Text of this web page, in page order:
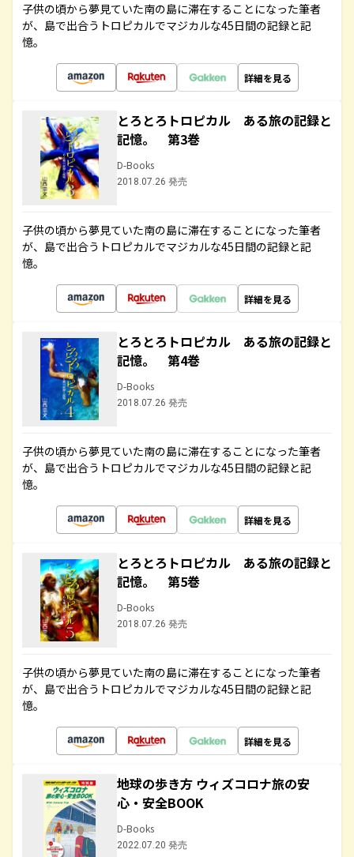
子供の頃から夢見ていた南の島に滞在することになった筆者
が、島で出合うトロピカルでマジカルな45日間の記録と記
憶。
詳細を見る
とろとろトロピカル ある旅の記録と
記憶。 第3巻
D-Books
2018.07.26 発売
子供の頃から夢見ていた南の島に滞在することになった筆者
が、島で出合うトロピカルでマジカルな45日間の記録と記
憶。
詳細を見る
とろとろトロピカル ある旅の記録と
記憶。 第4巻
D-Books
2018.07.26 発売
子供の頃から夢見ていた南の島に滞在することになった筆者
が、島で出合うトロピカルでマジカルな45日間の記録と記
憶。
詳細を見る
とろとろトロピカル ある旅の記録と
記憶。 第5巻
D-Books
2018.07.26 発売
子供の頃から夢見ていた南の島に滞在することになった筆者
が、島で出合うトロピカルでマジカルな45日間の記録と記
憶。
詳細を見る
地球の歩き方 ウィズコロナ旅の安
心・安全BOOK
D-Books
2022.07.20 発売